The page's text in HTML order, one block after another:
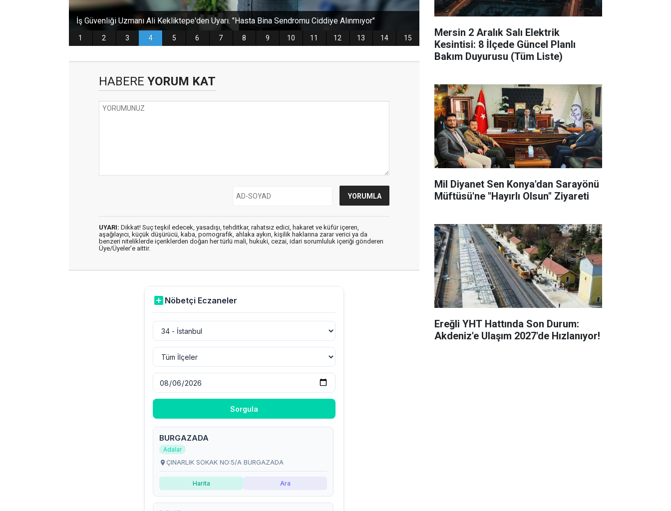
HABERE YORUM KAT
UYARI: Dikkat! Suç teşkil edecek, yasadışı, tehditkar, rahatsız edici, hakaret ve küfür içeren,
aşağılayıcı, küçük düşürücü, kaba, pornografik, ahlaka aykırı, kişilik haklarına zarar verici ya da
benzeri niteliklerde içeriklerden doğan her türlü mali, hukuki, cezai, idari sorumluluk içeriği gönderen
Üye/Üyeler’e aittir.
Mersin 2 Aralık Salı Elektrik
Kesintisi: 8 İlçede Güncel Planlı
Bakım Duyurusu (Tüm Liste)
Mil Diyanet Sen Konya'dan Sarayönü
Müftüsü'ne "Hayırlı Olsun" Ziyareti
Ereğli YHT Hattında Son Durum:
Akdeniz'e Ulaşım 2027'de Hızlanıyor!